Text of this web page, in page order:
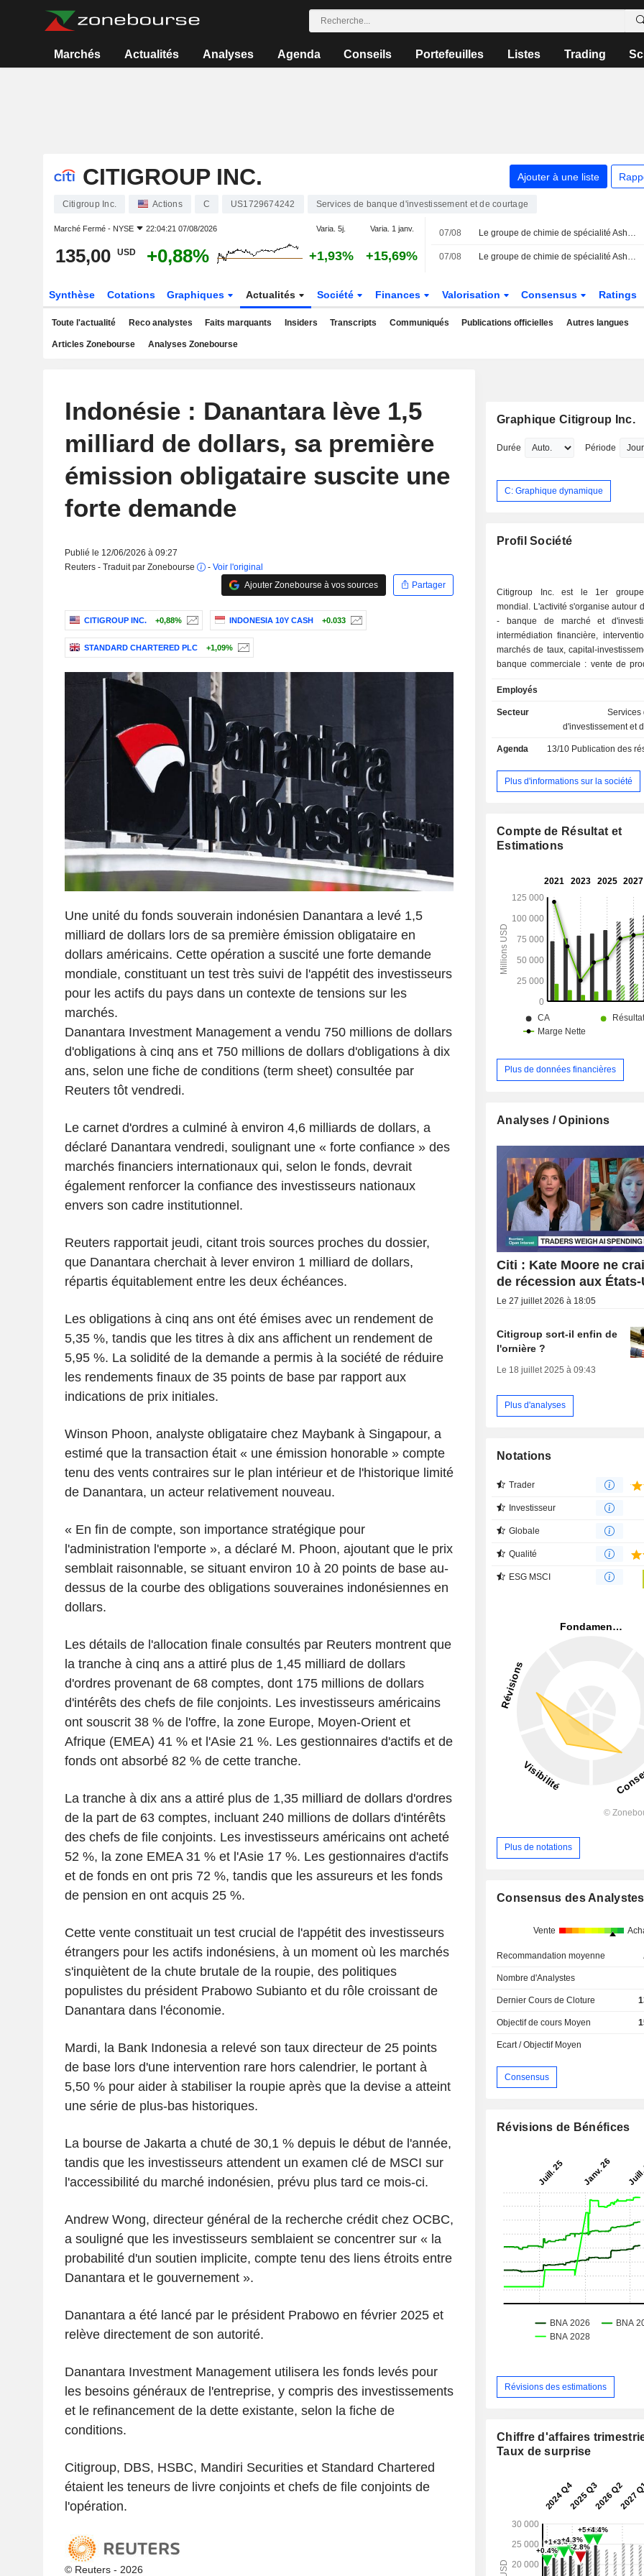
Marchés Actualités Analyses Agenda Conseils Portefeuilles Listes Trading
CITIGROUP INC. Ajouter à une liste
Citigroup Inc. Actions C US1729674242 Services de banque d'investissement et de courtage
Marché Fermé - NYSE 22:04:21 07/08/2026 Varia. 5j. Varia. 1 janv.
135,00 USD +0,88% +1,93% +15,69%
07/08 Le groupe de chimie de spécialité Ashland envisage une vente sous la pression d'investisseurs activistes, selon des sources
07/08 Le groupe de chimie de spécialité Ashland envisage une vente sous la pression d'un actionnaire activiste, selon Bloomberg News
Synthèse Cotations Graphiques Actualités Société Finances Valorisation Consensus Ratings
Toute l'actualité Reco analystes Faits marquants Insiders Transcripts Communiqués Publications officielles Autres langues
Articles Zonebourse Analyses Zonebourse
Indonésie : Danantara lève 1,5
milliard de dollars, sa première
émission obligataire suscite une
forte demande
Publié le 12/06/2026 à 09:27
Reuters - Traduit par Zonebourse
- Voir l'original
Ajouter Zonebourse à vos sources
Partager
CITIGROUP INC. +0,88% INDONESIA 10Y CASH +0.033
STANDARD CHARTERED PLC +1,09%
Une unité du fonds souverain indonésien Danantara a levé 1,5
milliard de dollars lors de sa première émission obligataire en
dollars américains. Cette opération a suscité une forte demande
mondiale, constituant un test très suivi de l'appétit des investisseurs
pour les actifs du pays dans un contexte de tensions sur les
marchés.
Danantara Investment Management a vendu 750 millions de dollars
d'obligations à cinq ans et 750 millions de dollars d'obligations à dix
ans, selon une fiche de conditions (term sheet) consultée par
Reuters tôt vendredi.
Le carnet d'ordres a culminé à environ 4,6 milliards de dollars, a
déclaré Danantara vendredi, soulignant une « forte confiance » des
marchés financiers internationaux qui, selon le fonds, devrait
également renforcer la confiance des investisseurs nationaux
envers son cadre institutionnel.
Reuters rapportait jeudi, citant trois sources proches du dossier,
que Danantara cherchait à lever environ 1 milliard de dollars,
répartis équitablement entre les deux échéances.
Les obligations à cinq ans ont été émises avec un rendement de
5,35 %, tandis que les titres à dix ans affichent un rendement de
5,95 %. La solidité de la demande a permis à la société de réduire
les rendements finaux de 35 points de base par rapport aux
indications de prix initiales.
Winson Phoon, analyste obligataire chez Maybank à Singapour, a
estimé que la transaction était « une émission honorable » compte
tenu des vents contraires sur le plan intérieur et de l'historique limité
de Danantara, un acteur relativement nouveau.
« En fin de compte, son importance stratégique pour
l'administration l'emporte », a déclaré M. Phoon, ajoutant que le prix
semblait raisonnable, se situant environ 10 à 20 points de base au-
dessus de la courbe des obligations souveraines indonésiennes en
dollars.
Les détails de l'allocation finale consultés par Reuters montrent que
la tranche à cinq ans a attiré plus de 1,45 milliard de dollars
d'ordres provenant de 68 comptes, dont 175 millions de dollars
d'intérêts des chefs de file conjoints. Les investisseurs américains
ont souscrit 38 % de l'offre, la zone Europe, Moyen-Orient et
Afrique (EMEA) 41 % et l'Asie 21 %. Les gestionnaires d'actifs et de
fonds ont absorbé 82 % de cette tranche.
La tranche à dix ans a attiré plus de 1,35 milliard de dollars d'ordres
de la part de 63 comptes, incluant 240 millions de dollars d'intérêts
des chefs de file conjoints. Les investisseurs américains ont acheté
52 %, la zone EMEA 31 % et l'Asie 17 %. Les gestionnaires d'actifs
et de fonds en ont pris 72 %, tandis que les assureurs et les fonds
de pension en ont acquis 25 %.
Cette vente constituait un test crucial de l'appétit des investisseurs
étrangers pour les actifs indonésiens, à un moment où les marchés
s'inquiètent de la chute brutale de la roupie, des politiques
populistes du président Prabowo Subianto et du rôle croissant de
Danantara dans l'économie.
Mardi, la Bank Indonesia a relevé son taux directeur de 25 points
de base lors d'une intervention rare hors calendrier, le portant à
5,50 % pour aider à stabiliser la roupie après que la devise a atteint
une série de plus-bas historiques.
La bourse de Jakarta a chuté de 30,1 % depuis le début de l'année,
tandis que les investisseurs attendent un examen clé de MSCI sur
l'accessibilité du marché indonésien, prévu plus tard ce mois-ci.
Andrew Wong, directeur général de la recherche crédit chez OCBC,
a souligné que les investisseurs semblaient se concentrer sur « la
probabilité d'un soutien implicite, compte tenu des liens étroits entre
Danantara et le gouvernement ».
Danantara a été lancé par le président Prabowo en février 2025 et
relève directement de son autorité.
Danantara Investment Management utilisera les fonds levés pour
les besoins généraux de l'entreprise, y compris des investissements
et le refinancement de la dette existante, selon la fiche de
conditions.
Citigroup, DBS, HSBC, Mandiri Securities et Standard Chartered
étaient les teneurs de livre conjoints et chefs de file conjoints de
l'opération.
© Reuters - 2026
Graphique Citigroup Inc.
Durée Période
C: Graphique dynamique
Profil Société
Citigroup Inc. est le 1er groupe
mondial. L'activité s'organise autour
- banque de marché et
intermédiation financière,
marchés de taux, capital-
banque commerciale : vente de
(crédit à la consommation, crédit-
autres : notamment banque privée et
fonds d'investissements alternatifs. A fin 2024, le
dépôts et 694,5 MdsUSD d'encours
est assurée au travers d'un
agences dans le monde.
Employés
Secteur
Services
d'investissement et
Agenda 13/10 Publication des résultats
Plus d'informations sur la société
Compte de Résultat et
Estimations
Plus de données financières
Analyses / Opinions
Citi : Kate Moore ne
de récession aux
Le 27 juillet 2026 à 18:05
Citigroup sort-il enfin de
l'ornière ?
Le 18 juillet 2025 à 09:43
Plus d'analyses
Notations
Trader
Investisseur
Globale
Qualité
ESG MSCI
Plus de notations
Consensus des Analystes
Vente
Recommandation moyenne
Nombre d'Analystes
Dernier Cours de Cloture
Objectif de cours Moyen
Ecart / Objectif Moyen
Consensus
Révisions de Bénéfices
Révisions des estimations
Chiffre d'affaires
Taux de surprise